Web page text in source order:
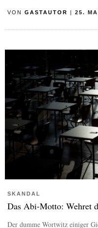
VON GASTAUTOR | 25.
SKANDAL
Das Abi-Motto: Wehret
Der dumme Wortwitz einiger